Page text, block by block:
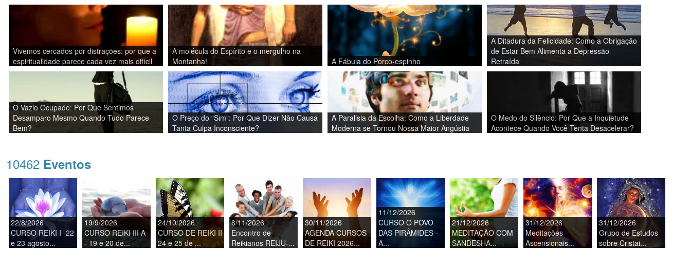
Vivemos cercados por distrações: por que a
espiritualidade parece cada vez mais difícil
A molécula do Espírito e o mergulho na
Montanha!
A Fábula do Porco-espinho
A Ditadura da Felicidade: Como a Obrigação
de Estar Bem Alimenta a Depressão
Retraída
O Vazio Ocupado: Por Que Sentimos
Desamparo Mesmo Quando Tudo Parece
Bem?
O Preço do “Sim”: Por Que Dizer Não Causa
Tanta Culpa Inconsciente?
A Paralisia da Escolha: Como a Liberdade
Moderna se Tornou Nossa Maior Angústia
O Medo do Silêncio: Por Que a Inquietude
Acontece Quando Você Tenta Desacelerar?
10462 Eventos
22/8/2026
CURSO REIKI I -22
e 23 agosto...
19/9/2026
CURSO REIKI III A
- 19 e 20 de...
24/10/2026
CURSO DE REIKI II
24 e 25 de ...
8/11/2026
Encontro de
Reikianos REIJU-...
30/11/2026
AGENDA CURSOS
DE REIKI 2026...
11/12/2026
CURSO O POVO
DAS PIRÂMIDES -
A...
21/12/2026
MEDITAÇÃO COM
SANDESHA...
31/12/2026
Meditações
Ascensionais...
31/12/2026
Grupo de Estudos
sobre Cristai...